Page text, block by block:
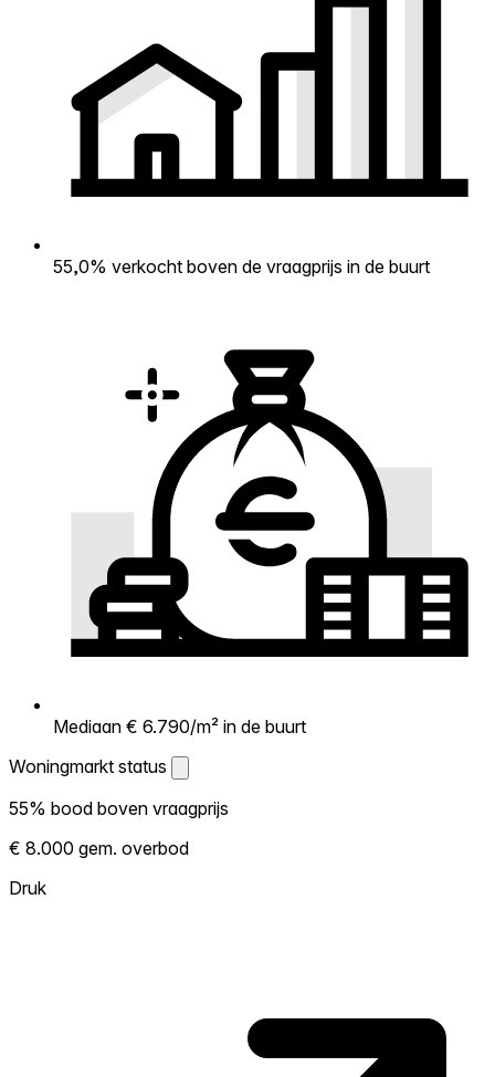
55,0% verkocht boven de vraagprijs in de buurt
Mediaan € 6.790/m² in de buurt
Woningmarkt status
Woningmarkt status
Laat zien hoe competitief de markt hier is.
Hoe meer woningen boven vraagprijs
verkopen, hoe heter. Heet? Verwacht
55% bood boven vraagprijs
€ 8.000 gem. overbod
Druk